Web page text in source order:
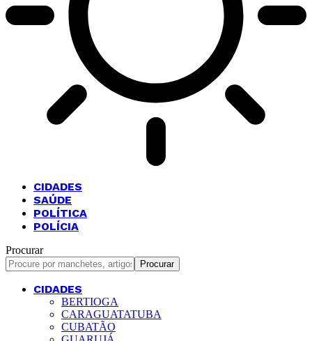
CIDADES
SAÚDE
POLÍTICA
POLÍCIA
Procurar
CIDADES
BERTIOGA
CARAGUATATUBA
CUBATÃO